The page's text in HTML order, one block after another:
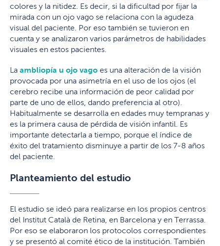
colores y la nitidez. Es decir, si la dificultad por fijar la
mirada con un ojo vago se relaciona con la agudeza
visual del paciente. Por eso también se tuvieron en
cuenta y se analizaron varios parámetros de habilidades
visuales en estos pacientes.
La ambliopía u ojo vago es una alteración de la visión
provocada por una asimetría en el uso de los ojos (el
cerebro recibe una información de peor calidad por
parte de uno de ellos, dando preferencia al otro).
Habitualmente se desarrolla en edades muy tempranas y
es la primera causa de pérdida de visión infantil. Es
importante detectarla a tiempo, porque el índice de
éxito del tratamiento disminuye a partir de los 7-8 años
del paciente.
Planteamiento del estudio
El estudio se ideó para realizarse en los propios centros
del Institut Català de Retina, en Barcelona y en Terrassa.
Por eso se elaboraron los protocolos correspondientes
y se presentó al comité ético de la institución. También